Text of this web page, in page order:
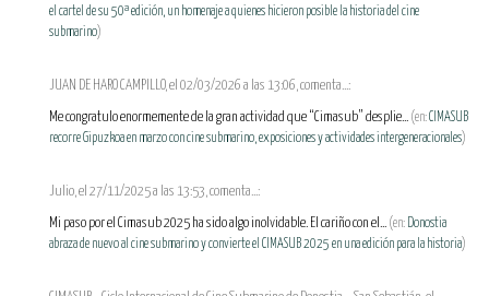
el cartel de su 50ª edición, un homenaje a quienes hicieron posible la historia del cine
submarino)
JUAN DE HARO CAMPILLO, el 02/03/2026 a las 13:06, comenta...:
Me congratulo enormemente de la gran actividad que “Cimasub” desplie... (en:CIMASUB
recorre Gipuzkoa en marzo con cine submarino, exposiciones y actividades intergeneracionales)
Julio, el 27/11/2025 a las 13:53, comenta...:
Mi paso por el Cimasub 2025 ha sido algo inolvidable. El cariño con el... (en: Donostia
abraza de nuevo al cine submarino y convierte el CIMASUB 2025 en una edición para la historia)